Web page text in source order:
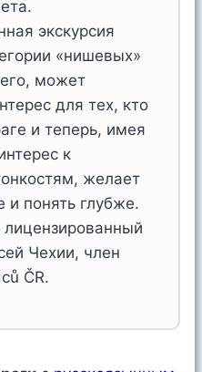
экскурсия
«нишевых»
может
для тех, кто
и теперь, имея
к
желает
и понять глубже.
лицензированный
Чехии, член
ČR.